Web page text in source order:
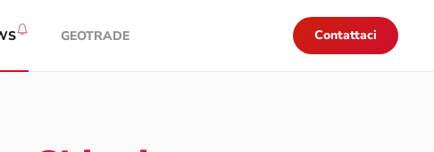
GEOTRADE Contattaci